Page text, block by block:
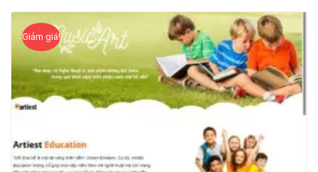
Giảm giá!